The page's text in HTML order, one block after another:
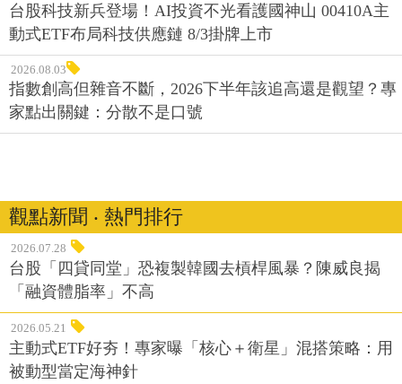
台股科技新兵登場！AI投資不光看護國神山 00410A主
動式ETF布局科技供應鏈 8/3掛牌上市
2026.08.03
指數創高但雜音不斷，2026下半年該追高還是觀望？專
家點出關鍵：分散不是口號
觀點新聞 ‧ 熱門排行
2026.07.28
台股「四貸同堂」恐複製韓國去槓桿風暴？陳威良揭
「融資體脂率」不高
2026.05.21
主動式ETF好夯！專家曝「核心＋衛星」混搭策略：用
被動型當定海神針